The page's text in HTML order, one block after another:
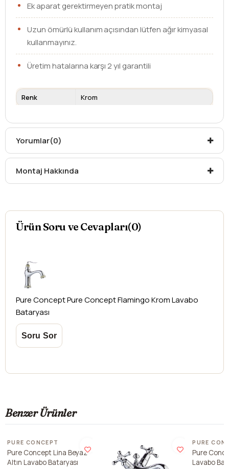
Ek aparat gerektirmeyen pratik montaj
Uzun ömürlü kullanım açısından lütfen ağır kimyasal
kullanmayınız.
Üretim hatalarına karşı 2 yıl garantili
Renk Krom
mesafelere göre değişiklik gösterebilir.
Kargo teslimatlarında mesafelerden dolayı
oluşabilecekek ücretler alıcıya aittir.
düşündüğünüz ürünler için
yazdırmanız gerekmektedir.
Yorumlar(0)
Montaj Hakkında
Ürün Soru ve Cevapları(0)
Pure ConceptPure Concept Flamingo Krom Lavabo
Bataryası
Benzer Ürünler
PURE CONCEPT
Pure Concept Lina Beyaz
Altın Lavabo Bataryası
PURE
Pure
Lavabo